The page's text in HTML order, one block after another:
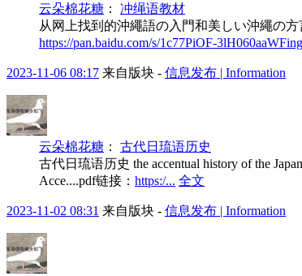
云朵棉花糖 ： 冲绳语教材
从网上找到的沖繩語の入門和美しい沖繩の
https://pan.baidu.com/s/1c77PiOF-
2023-11-06 08:17 来自版块 - 信息发布 | Information
云朵棉花糖 ： 古代日琉语历史
古代日琉语历史 the accentual history of the
Acce....pdf链接： https:/... 全文
2023-11-02 08:31 来自版块 - 信息发布 | Information